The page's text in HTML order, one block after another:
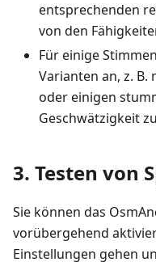
entsprechenden
von den
Für einige
Varianten an, z. B.
oder einigen
Geschwätzigkeit
3. Testen von
Sie können das
vorübergehend
Einstellungen gehen